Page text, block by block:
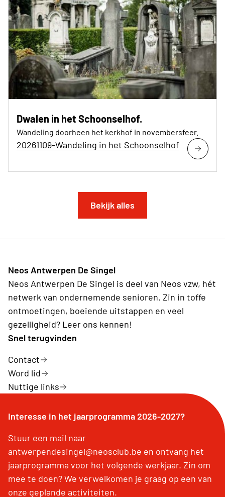
Dwalen in het Schoonselhof.
Wandeling doorheen het kerkhof in novembersfeer.
20261109-Wandeling in het Schoonselhof
Bekijk alles
Neos Antwerpen De Singel
Neos Antwerpen De Singel is deel van Neos vzw, hét
netwerk van ondernemende senioren. Zin in toffe
ontmoetingen, boeiende uitstappen en veel
gezelligheid? Leer ons kennen!
Snel terugvinden
Contact
Word lid
Nuttige links
Interesse in het jaarprogramma 2026-2027?
Stuur een mail naar
antwerpendesingel@neosclub.be en ontvang het
jaarprogramma voor het volgende werkjaar. Zin om
mee te doen? We verwelkomen je graag op een van
onze geplande activiteiten.